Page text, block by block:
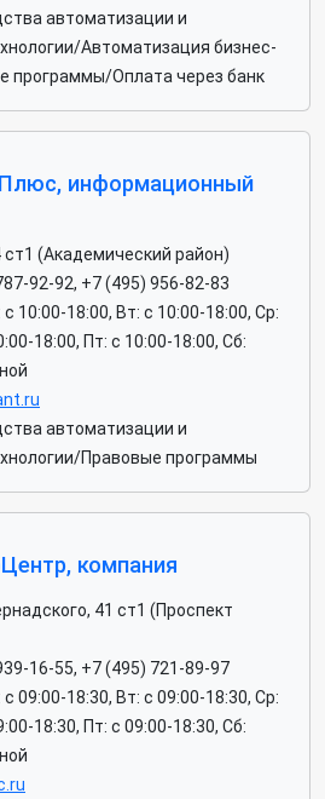
автоматизации и
Автоматизация бизнес-
программы/Оплата через банк
информационный
ст1 (Академический район)
92-92, +7 (495) 956-82-83
c 10:00-18:00, Вт: c 10:00-18:00, Ср:
18:00, Пт: c 10:00-18:00, Сб:
автоматизации и
Правовые программы
компания
41 ст1 (Проспект
16-55, +7 (495) 721-89-97
c 09:00-18:30, Вт: c 09:00-18:30, Ср:
18:30, Пт: c 09:00-18:30, Сб: